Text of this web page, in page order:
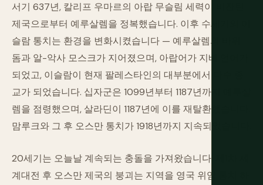
서기 637년, 칼리프 우마르의 아랍 무슬림 세력이 비잔틴
제국으로부터 예루살렘을 정복했습니다. 이후 수세기의 이
슬람 통치는 환경을 변화시켰습니다 — 예루살렘의 바위
돔과 알-악사 모스크가 지어졌으며, 아랍어가 지배 언어가
되었고, 이슬람이 현재 팔레스타인의 대부분에서 다수 종
교가 되었습니다. 십자군은 1099년부터 1187년까지 예루살
렘을 점령했으며, 살라딘이 1187년에 이를 재탈환했습니다.
맘루크와 그 후 오스만 통치가 1918년까지 지속되었습니다.
20세기는 오늘날 계속되는 충돌을 가져왔습니다. 제1차 세
계대전 후 오스만 제국의 붕괴는 지역을 영국 위임 통치 하